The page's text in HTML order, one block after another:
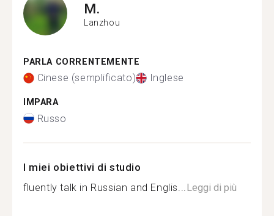
M.
Lanzhou
PARLA CORRENTEMENTE
Cinese (semplificato) Inglese
IMPARA
Russo
I miei obiettivi di studio
fluently talk in Russian and Englis... Leggi di più